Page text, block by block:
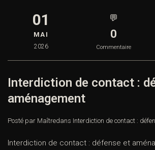
01
MAI
2026
💬
0
Commentaire
Interdiction de contact :
aménagement
Posté par Maîtredans Interdiction de contact :
Interdiction de contact : défense et